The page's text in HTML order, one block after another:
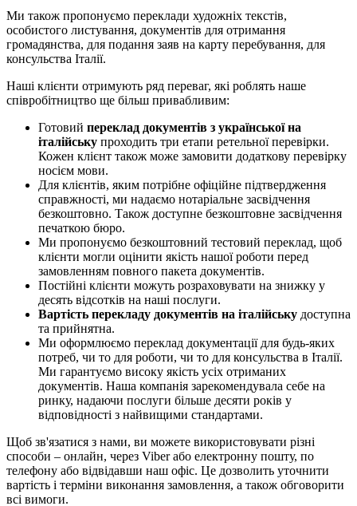
Ми також пропонуємо переклади художніх текстів,
особистого листування, документів для отримання
громадянства, для подання заяв на карту перебування, для
консульства Італії.
Наші клієнти отримують ряд переваг, які роблять наше
співробітництво ще більш привабливим:
Готовий переклад документів з української на
італійську проходить три етапи ретельної перевірки.
Кожен клієнт також може замовити додаткову перевірку
носієм мови.
Для клієнтів, яким потрібне офіційне підтвердження
справжності, ми надаємо нотаріальне засвідчення
безкоштовно. Також доступне безкоштовне засвідчення
печаткою бюро.
Ми пропонуємо безкоштовний тестовий переклад, щоб
клієнти могли оцінити якість нашої роботи перед
замовленням повного пакета документів.
Постійні клієнти можуть розраховувати на знижку у
десять відсотків на наші послуги.
Вартість перекладу документів на італійську доступна
та прийнятна.
Ми оформлюємо переклад документації для будь-яких
потреб, чи то для роботи, чи то для консульства в Італії.
Ми гарантуємо високу якість усіх отриманих
документів. Наша компанія зарекомендувала себе на
ринку, надаючи послуги більше десяти років у
відповідності з найвищими стандартами.
Щоб зв'язатися з нами, ви можете використовувати різні
способи – онлайн, через Viber або електронну пошту, по
телефону або відвідавши наш офіс. Це дозволить уточнити
вартість і терміни виконання замовлення, а також обговорити
всі вимоги.